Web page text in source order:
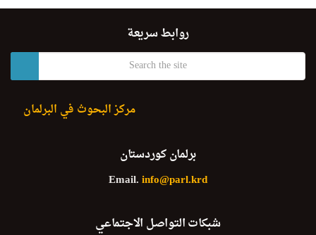
روابط سريعة
مركز البحوث في البرلمان
برلمان كوردستان
Email.info@parl.krd
شبكات التواصل الاجتماعي